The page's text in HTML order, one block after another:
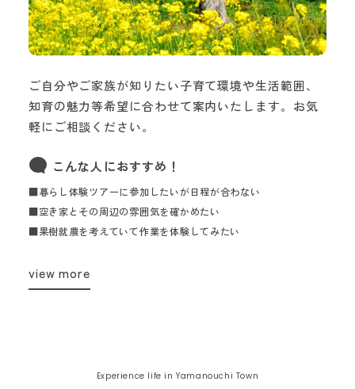
ご自分やご家族が知りたい子育て環境や生活範囲、
知育の魅力等希望に合わせて案内いたします。お気
軽にご相談ください。
こんな人におすすめ！
■暮らし体験ツアーに参加したいが日程が合わない
■空き家とその周辺の雰囲気を確かめたい
■果樹就農を考えていて作業を体験してみたい
view more
Experience life in Yamanouchi Town